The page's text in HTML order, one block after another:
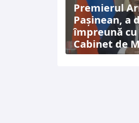
Premierul
Pașinean, a
împreună
Cabinet de